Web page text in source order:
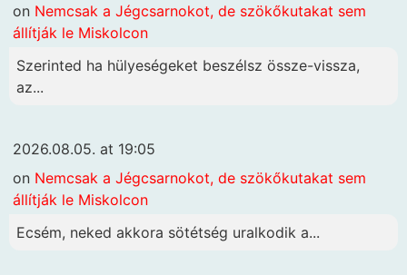
on Nemcsak a Jégcsarnokot, de szökőkutakat sem
állítják le Miskolcon
Szerinted ha hülyeségeket beszélsz össze-vissza,
az...
2026.08.05. at 19:05
on Nemcsak a Jégcsarnokot, de szökőkutakat sem
állítják le Miskolcon
Ecsém, neked akkora sötétség uralkodik a...